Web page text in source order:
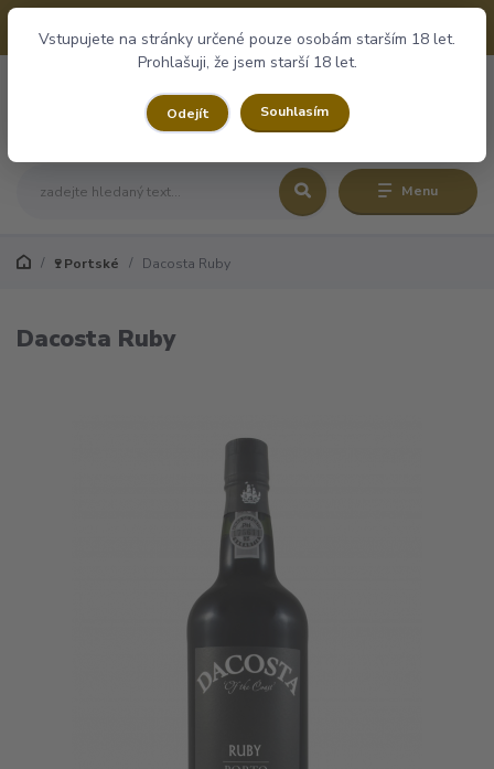
Vstupujete na stránky určené pouze osobám starším 18 let.
Prohlašuji, že jsem starší 18 let.
Odejít Souhlasím
Menu
10:00 - 16:00
🍷Portské Dacosta Ruby
Dacosta Ruby